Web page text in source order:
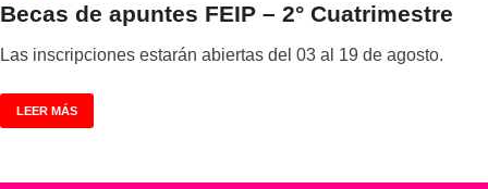
Becas de apuntes FEIP – 2° Cuatrimestre
Las inscripciones estarán abiertas del 03 al 19 de agosto.
LEER MÁS